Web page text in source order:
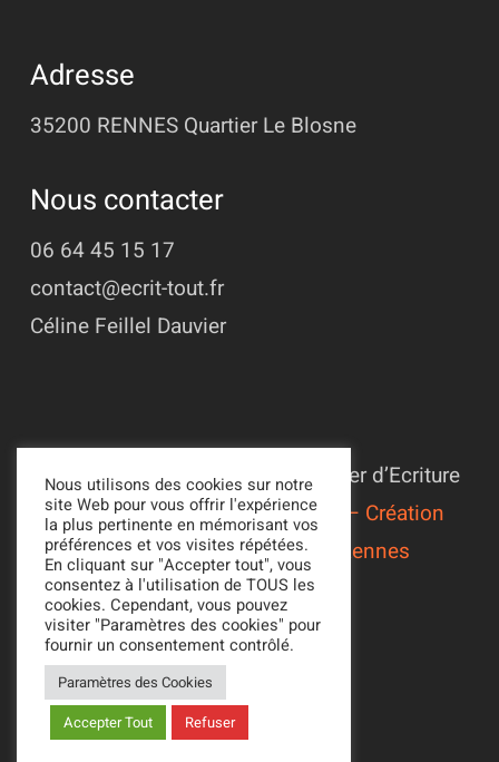
Adresse
35200 RENNES Quartier Le Blosne
Nous contacter
06 64 45 15 17
contact@ecrit-tout.fr
Céline Feillel Dauvier
© 2022 - 2026 Association L’Atelier d’Ecriture
Suivi du site parAlexandre Ionoff – Création
de sites web et référencement à Rennes
Mentions légales
Politique de confidentialité
Nous utilisons des cookies sur notre
site Web pour vous offrir l'expérience
la plus pertinente en mémorisant vos
préférences et vos visites répétées.
En cliquant sur "Accepter tout", vous
consentez à l'utilisation de TOUS les
cookies. Cependant, vous pouvez
visiter "Paramètres des cookies" pour
fournir un consentement contrôlé.
Paramètres des Cookies
Accepter Tout
Refuser